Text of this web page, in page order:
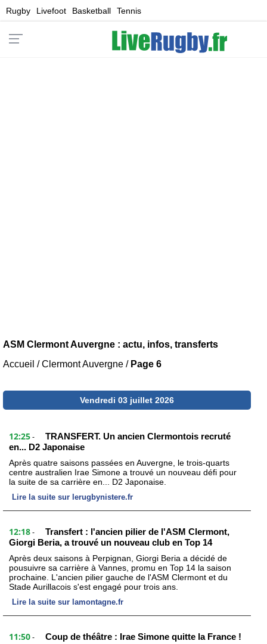
Rugby Livefoot Basketball Tennis
ASM Clermont Auvergne : actu, infos, transferts
Accueil /Clermont Auvergne / Page 6
Vendredi 03 juillet 2026
12:25 -
TRANSFERT. Un ancien Clermontois recruté
en... D2 Japonaise
Après quatre saisons passées en Auvergne, le trois-quarts
centre australien Irae Simone a trouvé un nouveau défi pour
la suite de sa carrière en... D2 Japonaise.
Lire la suite sur lerugbynistere.fr
12:18 -
Transfert : l'ancien pilier de l'ASM Clermont,
Giorgi Beria, a trouvé un nouveau club en Top 14
Après deux saisons à Perpignan, Giorgi Beria a décidé de
pousuivre sa carrière à Vannes, promu en Top 14 la saison
prochaine. L'ancien pilier gauche de l'ASM Clermont et du
Stade Aurillacois s'est engagé pour trois ans.
Lire la suite sur lamontagne.fr
11:50 - Coup de théâtre : Irae Simone quitte la France !